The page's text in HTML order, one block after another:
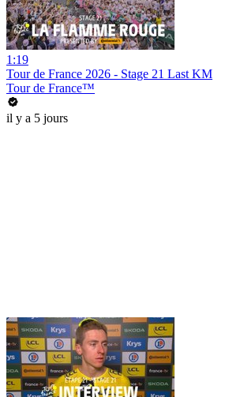
1:19
Tour de France 2026 - Stage 21 Last KM
Tour de France™
il y a 5 jours